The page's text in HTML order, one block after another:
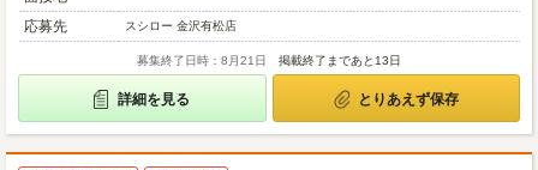
応募先
スシロー 金沢有松店
募集終了日時：8月21日 掲載終了まであと13日
詳細を見る とりあえず保存